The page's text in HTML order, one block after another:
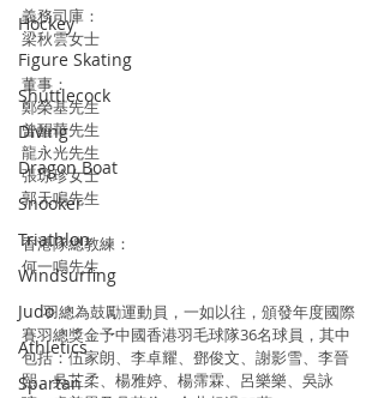
Hockey
Figure Skating
Shuttlecock
Diving
Dragon Boat
Snooker
Triathlon
Windsurfing
Judo
Athletics
Spartan
義務司庫：
梁秋雲女士
董事：
鄭榮基先生
曾醒華先生
龍永光先生
張琼珍女士
郭天鳴先生
香港隊總教練：
何一鳴先生
      羽總為鼓勵運動員，一如以往，頒發年度國際
賽羽總獎金予中國香港羽毛球隊36名球員，其中
包括：伍家朗、李卓耀、鄧俊文、謝影雪、李晉
熙、吳芷柔、楊雅婷、楊霈霖、呂樂樂、吳詠